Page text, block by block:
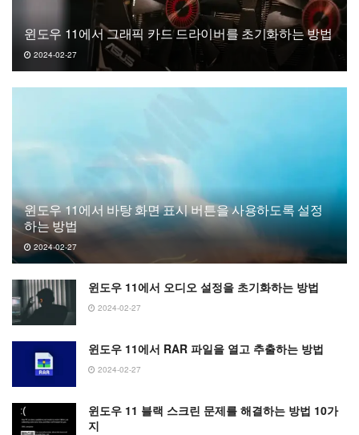
윈도우 11에서 그래픽 카드 드라이버를 초기화하는 방법
2024-02-27
윈도우 11에서 바탕 화면 표시 버튼을 사용하도록 설정
하는 방법
2024-02-27
윈도우 11에서 오디오 설정을 초기화하는 방법
2024-02-27
윈도우 11에서 RAR 파일을 열고 추출하는 방법
2024-02-27
윈도우 11 블랙 스크린 문제를 해결하는 방법 10가
지